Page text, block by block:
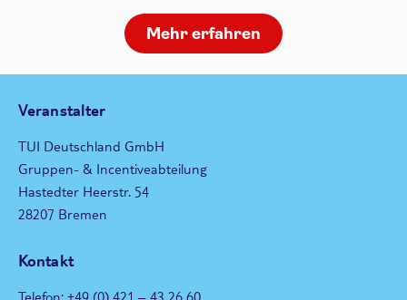
Mehr erfahren
Veranstalter
TUI Deutschland GmbH
Gruppen- & Incentiveabteilung
Hastedter Heerstr. 54
28207 Bremen
Kontakt
Telefon: +49 (0) 421 – 43 26 60